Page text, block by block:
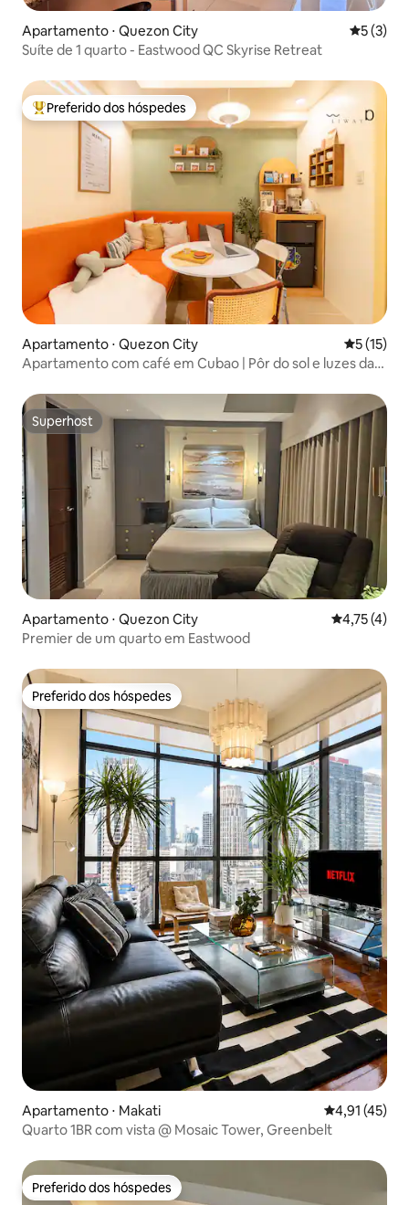
Apartamento ⋅ Quezon City 5 de
5 (3)
Suíte de 1 quarto - Eastwood QC Skyrise Retreat
Entre os melhores preferidos dos hóspedes
Preferido dos hóspedes
Apartamento ⋅ Quezon City 5 de uma
5 (15)
Apartamento com café em Cubao | Pôr do sol e luzes da
Superhost
Superhost
Apartamento ⋅ Quezon City 4,75 de
4,75 (4)
Premier de um quarto em Eastwood
Preferido dos hóspedes
Preferido dos hóspedes
Apartamento ⋅ Makati 4,91 de uma
4,91 (45)
Quarto 1BR com vista @ Mosaic Tower, Greenbelt
Preferido dos hóspedes
Preferido dos hóspedes